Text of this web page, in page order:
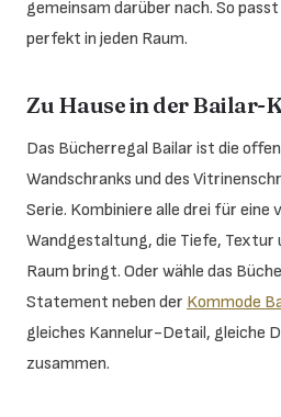
gemeinsam darüber nach. So
perfekt in jeden Raum.
Zu Hause in der Bailar-
Das Bücherregal Bailar ist die
Wandschranks und des
Serie. Kombiniere alle drei für eine
Wandgestaltung, die Tiefe, Textur
Raum bringt. Oder wähle das
Statement neben der Kommode
gleiches Kannelur-Detail, gleiche
zusammen.